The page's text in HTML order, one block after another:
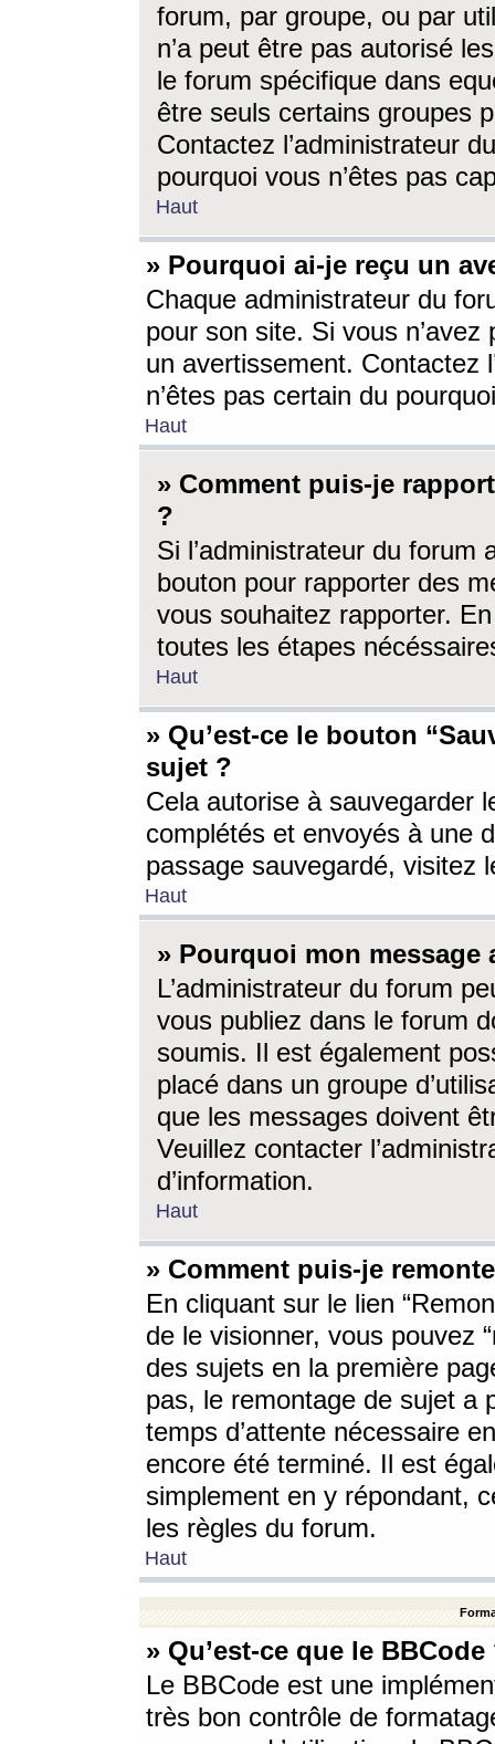
forum, par groupe, ou par
n’a peut être pas autorisé
le forum spécifique dans
être seuls certains groupes
Contactez l’administrateur
pourquoi vous n’êtes pas
Haut
» Pourquoi ai-je reçu un
Chaque administrateur du
pour son site. Si vous
un avertissement. Contactez
n’êtes pas certain du
Haut
» Comment puis-je
?
Si l’administrateur du forum
bouton pour rapporter des
vous souhaitez rapporter.
toutes les étapes
Haut
» Qu’est-ce le bouton
sujet ?
Cela autorise à sauvegarder
complétés et envoyés à une
passage sauvegardé, visitez
Haut
» Pourquoi mon message
L’administrateur du forum
vous publiez dans le forum
soumis. Il est également
placé dans un groupe
que les messages doivent
Veuillez contacter
d’information.
Haut
» Comment puis-je
En cliquant sur le lien
de le visionner, vous pouvez
des sujets en la première
pas, le remontage de sujet a
temps d’attente nécessaire
encore été terminé. Il est
simplement en y répondant,
les règles du forum.
Haut
» Qu’est-ce que le BBCode
Le BBCode est une
très bon contrôle de